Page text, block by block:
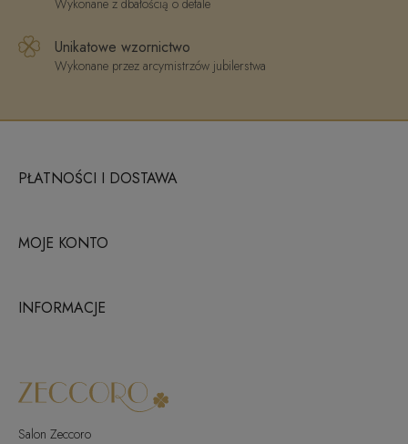
Unikatowe wzornictwo
Wykonane przez arcymistrzów jubilerstwa
PŁATNOŚCI I DOSTAWA
MOJE KONTO
INFORMACJE
Salon Zeccoro